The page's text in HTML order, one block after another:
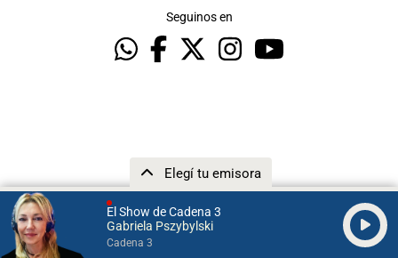
El Show de Cadena 3
Gabriela Pszybylski
Cadena 3
Elegí tu emisora
Seguinos en